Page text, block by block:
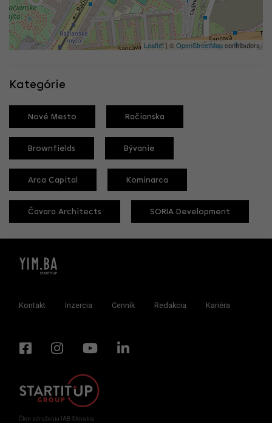
Leaflet | ©OpenStreetMapcontributors
Kategórie
Nové Mesto Račianska
Brownfields Bývanie
Arca Capital Kominarca
Čavara Architects SORIA Development
Kontakt Inzercia Cenník Redakcia Kariéra
Člen združenia IAB Slovakia